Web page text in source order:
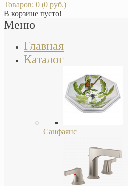
Товаров: 0 (0 руб.)
В корзине пусто!
Меню
Главная
Каталог
Санфаянс